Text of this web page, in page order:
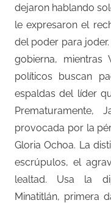
dejaron hablando
le expresaron el
del poder para
gobierna, mientras
políticos buscan
espaldas del líder
Prematuramente,
provocada por la
Gloria Ochoa. La
escrúpulos, el
lealtad. Usa la
Minatitlán, primera